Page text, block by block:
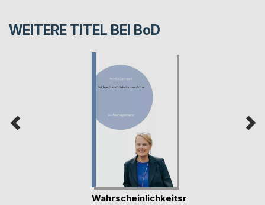
WEITERE TITEL BEI BoD
Wahrscheinlichkeitsmaschine